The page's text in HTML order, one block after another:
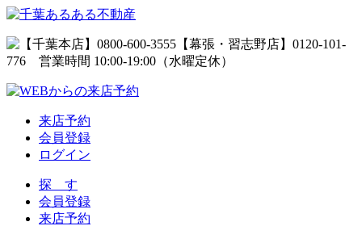
来店予約
会員登録
ログイン
探 す
会員登録
来店予約